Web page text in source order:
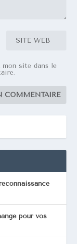
mon site dans le
pour vos